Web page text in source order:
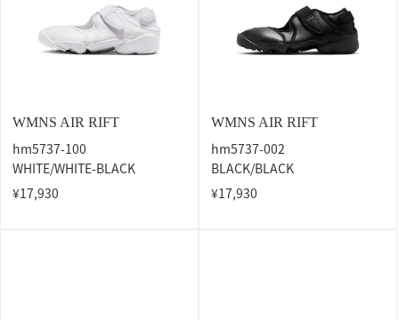
WMNS AIR RIFT
hm5737-100
WHITE/WHITE-BLACK
¥17,930
WMNS AIR RIFT
hm5737-002
BLACK/BLACK
¥17,930